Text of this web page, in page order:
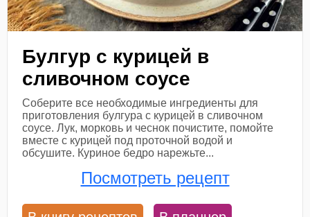
Булгур с курицей в
сливочном соусе
Соберите все необходимые ингредиенты для
приготовления булгура с курицей в сливочном
соусе. Лук, морковь и чеснок почистите, помойте
вместе с курицей под проточной водой и
обсушите. Куриное бедро нарежьте...
Посмотреть рецепт